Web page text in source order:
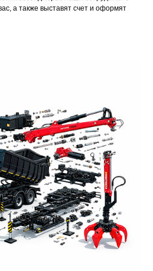
а также выставят счет и оформят